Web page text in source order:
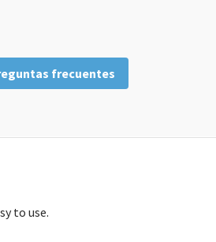
frecuentes
to use.